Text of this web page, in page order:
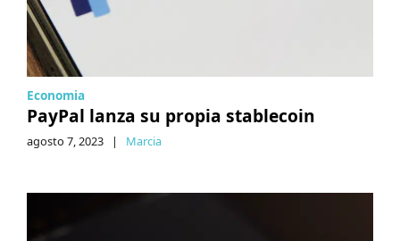
Economia
PayPal lanza su propia stablecoin
agosto 7, 2023 | Marcia